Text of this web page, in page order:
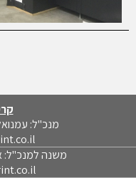
מנכ"ל: עמנואל ענו |
משנה למנכ"ל: אברהם